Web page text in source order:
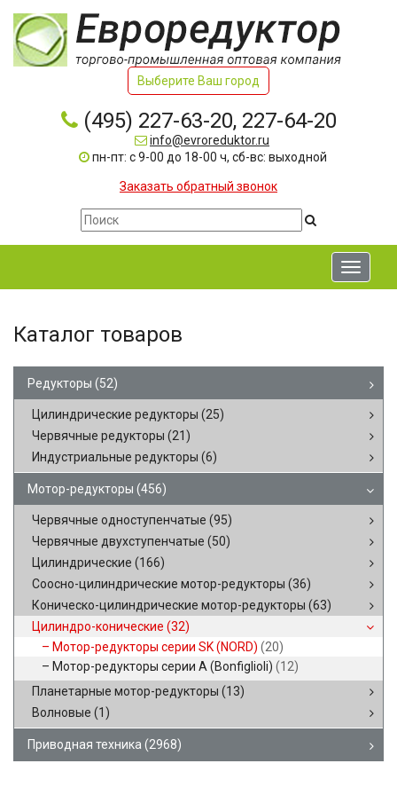
Выберите Ваш город
(495) 227-63-20, 227-64-20
info@evroreduktor.ru
пн-пт: с 9-00 до 18-00 ч, сб-вс: выходной
Заказать обратный звонок
Toggle
Каталог товаров
Редукторы (52)
Цилиндрические редукторы (25)
Червячные редукторы (21)
Индустриальные редукторы (6)
Мотор-редукторы (456)
Червячные одноступенчатые (95)
Червячные двухступенчатые (50)
Цилиндрические (166)
Соосно-цилиндрические мотор-редукторы (36)
Коническо-цилиндрические мотор-редукторы (63)
Цилиндро-конические (32)
Мотор-редукторы серии SK (NORD) (20)
Мотор-редукторы серии A (Bonfiglioli) (12)
Планетарные мотор-редукторы (13)
Волновые (1)
Приводная техника (2968)